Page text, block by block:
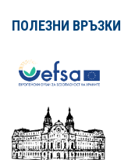
ПОЛЕЗНИ ВРЪЗКИ